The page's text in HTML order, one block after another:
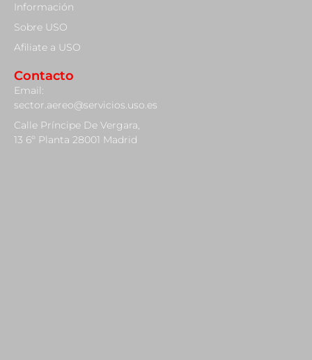
Información
Sobre USO
Afiliate a USO
Contacto
Email:
sector.aereo@servicios.uso.es
Calle Príncipe De Vergara,
13 6º Planta 28001 Madrid